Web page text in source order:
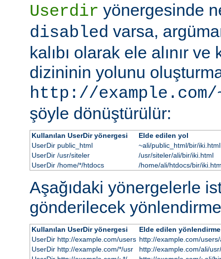
Userdir yönergesinde
disabled varsa,
kalıbı olarak ele alınır
dizininin yolunu
http://
şöyle dönüştürülür:
Kullanılan UserDir yönergesi
Elde edilen yol
UserDir public_html
~ali/public_html/bir/iki.html
UserDir /usr/siteler
/usr/siteler/ali/bir/iki.html
UserDir /home/*/htdocs
/home/ali/htdocs/bir/
Aşağıdaki yönergelerle
gönderilecek
Kullanılan UserDir yönergesi
Elde edilen yönlendirme
UserDir http://example.com/users http://example.com/
UserDir http://example.com/*/usr
http://example.com/ali/